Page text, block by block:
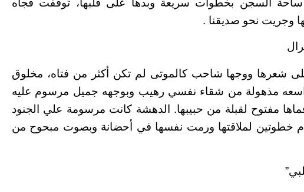
وجريت نحو صديقنا .
شعرها ووجها شاحب كالموتى لم تكن أكثر من فتاه، مخلوق
مذهولة من شقاء نفسي رهيب وبوجهه جميل مرسوم عليه
مفتوح لقبلة من حبيبها. الدهشة كانت مرسومة علي الجنود
خطوتين لملاقتها ورمت نفسها في أحضانة وبصوت مبحوح من